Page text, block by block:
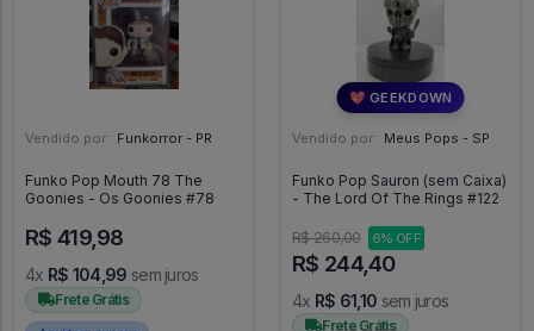
Vendido por: Funkorror - PR
Funko Pop Mouth 78 The
Goonies - Os Goonies #78
R$ 419,98
4x R$ 104,99 sem juros
Frete Grátis
💖 GEEKDOWN
Vendido por: Meus Pops - SP
Funko Pop Sauron (sem Caixa)
- The Lord Of The Rings #122
R$ 260,00 6% OFF
R$ 244,40
4x R$ 61,10 sem juros
Frete Grátis